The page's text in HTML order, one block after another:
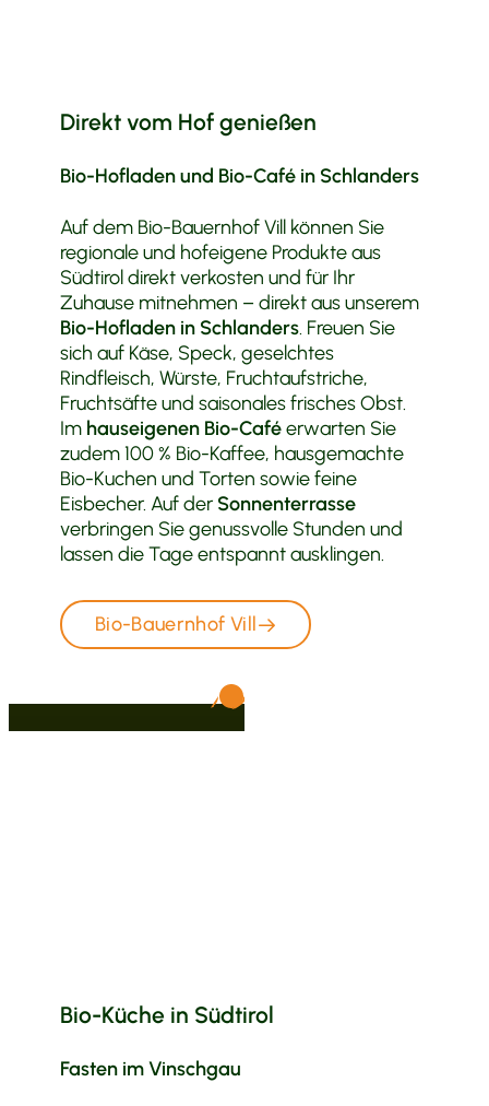
Direkt vom Hof genießen
Bio-Hofladen und Bio-Café in Schlanders
Auf dem Bio-Bauernhof Vill können Sie
regionale und hofeigene Produkte aus
Südtirol direkt verkosten und für Ihr
Zuhause mitnehmen – direkt aus unserem
Bio-Hofladen in Schlanders. Freuen Sie
sich auf Käse, Speck, geselchtes
Rindfleisch, Würste, Fruchtaufstriche,
Fruchtsäfte und saisonales frisches Obst.
Im hauseigenen Bio-Caféerwarten Sie
zudem 100 % Bio-Kaffee, hausgemachte
Bio-Kuchen und Torten sowie feine
Eisbecher. Auf der Sonnenterrasse
verbringen Sie genussvolle Stunden und
lassen die Tage entspannt ausklingen.
Bio-Bauernhof Vill
Bio-Küche in Südtirol
Fasten im Vinschgau